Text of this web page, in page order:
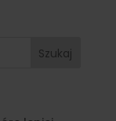
Szukaj